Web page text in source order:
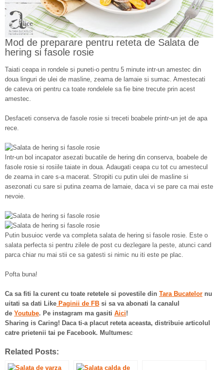
Mod de preparare pentru reteta de Salata de
hering si fasole rosie
Taiati ceapa in rondele si puneti-o pentru 5 minute intr-un amestec din
doua linguri de ulei de masline, zeama de lamaie si sumac. Amestecati
de cateva ori pentru ca toate rondelele sa fie bine trecute prin acest
amestec.
Desfaceti conserva de fasole rosie si treceti boabele printr-un jet de apa
rece.
Intr-un bol incapator asezati bucatile de hering din conserva, boabele de
fasole rosie si rosiile taiate in doua. Adaugati ceapa cu tot cu amestecul
de zeama in care s-a macerat. Stropiti cu putin ulei de masline si
asezonati cu sare si putina zeama de lamaie, daca vi se pare ca mai este
nevoie.
Putin busuioc verde va completa salata de hering si fasole rosie. Este o
salata perfecta si pentru zilele de post cu dezlegare la peste, atunci cand
parca chiar nu mai stii ce sa gatesti si nimic nu iti este pe plac.
Pofta buna!
Ca sa fiti la curent cu toate retetele si povestile din Tara Bucatelor nu
uitati sa dati Like Paginii de FB si sa va abonati la canalul
de Youtube. Pe instagram ma gasiti Aici!
Sharing is Caring! Daca ti-a placut reteta aceasta, distribuie articolul
catre prietenii tai pe Facebook. Multumesc
Related Posts: